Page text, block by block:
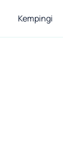
Kempingi